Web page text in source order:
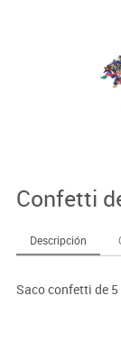
Confetti
Descripción
Saco confetti de